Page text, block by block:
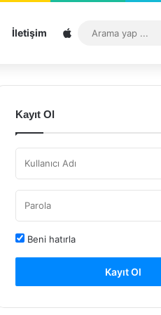
İletişim Sitemap
Kayıt Ol
Beni hatırla
Kayıt Ol